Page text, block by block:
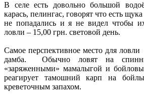
В селе есть довольно большой
карась, пелингас, говорят что есть
не попадались и я не видел чтобы
ловли – 15,00 грн. световой день.
Самое перспективное место для
дамба. Обычно ловят на
«заряженными» мамалыгой и
реагирует тамошний карп на
креветочным запахом.